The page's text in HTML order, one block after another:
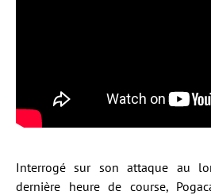
Interrogé sur son attaque au
dernière heure de course,